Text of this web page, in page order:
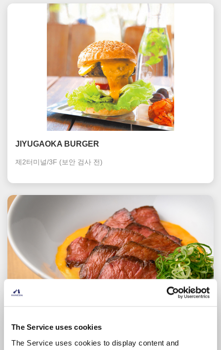
The Service uses cookies
The Service uses cookies to display content and
JIYUGAOKA BURGER
제2터미널/3F (보안 검사 전)